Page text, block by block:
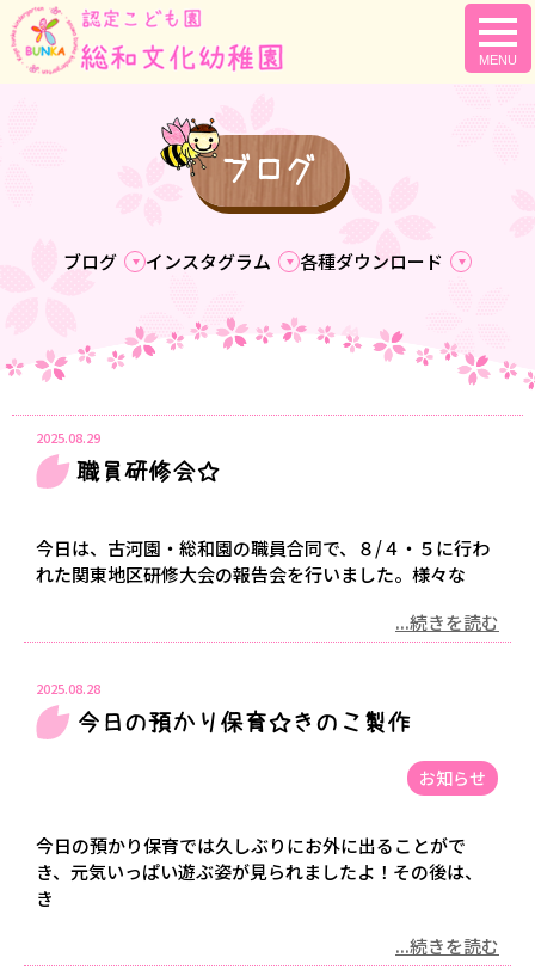
ブログ
ブログ インスタグラム 各種ダウンロード
2025.08.29
職員研修会☆
今日は、古河園・総和園の職員合同で、８/４・５に行わ
れた関東地区研修大会の報告会を行いました。様々な
...続きを読む
2025.08.28
今日の預かり保育☆きのこ製作
お知らせ
今日の預かり保育では久しぶりにお外に出ることがで
き、元気いっぱい遊ぶ姿が見られましたよ！その後は、
き
...続きを読む